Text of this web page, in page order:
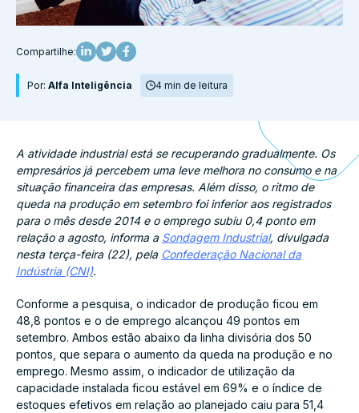
Compartilhe:
Por: Alfa Inteligência 4 min de leitura
A atividade industrial está se recuperando gradualmente. Os
empresários já percebem uma leve melhora no consumo e na
situação financeira das empresas. Além disso, o ritmo de
queda na produção em setembro foi inferior aos registrados
para o mês desde 2014 e o emprego subiu 0,4 ponto em
relação a agosto, informa a Sondagem Industrial, divulgada
nesta terça-feira (22), pela Confederação Nacional da
Indústria (CNI).
Conforme a pesquisa, o indicador de produção ficou em
48,8 pontos e o de emprego alcançou 49 pontos em
setembro. Ambos estão abaixo da linha divisória dos 50
pontos, que separa o aumento da queda na produção e no
emprego. Mesmo assim, o indicador de utilização da
capacidade instalada ficou estável em 69% e o índice de
estoques efetivos em relação ao planejado caiu para 51,4